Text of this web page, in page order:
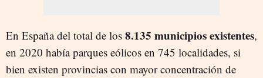
En España del total de los 8.135 municipios existentes,
en 2020 había parques eólicos en 745 localidades, si
bien existen provincias con mayor concentración de